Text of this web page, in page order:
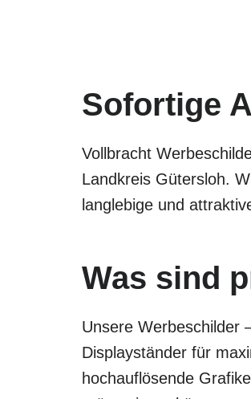
Sofortige
Vollbracht
Landkreis Gütersloh.
langlebige und
Was sind
Unsere Werbeschilder
Displayständer für
hochauflösende